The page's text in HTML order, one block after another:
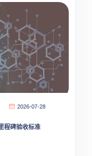
2026-07-28
程碑验收标准